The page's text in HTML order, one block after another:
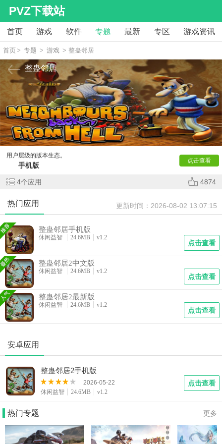
PVZ下载站
首页 游戏 软件 专题 最新 专区 游戏资讯
首页> 专题 > 游戏 > 整蛊邻居
整蛊邻居
点击查看
作为一款以恶搞整蛊为核心的经典休闲游戏，《整蛊邻
》凭借其幽默的剧情与丰富的关卡设计，成为全球超5000万
玩家的选择。其版本矩阵以手机版的跨平台适配、中文版的语
言普惠、安卓版的深度优化为核心，覆盖了从核心玩家到泛娱
乐群体的全场景需求。手机版通过移动端轻量化设计实现“随时
随地整蛊”，中文版以本土化翻译降低使用门槛，安卓版则针对
骁龙、天玑等主流芯片进行性能调优，三者共同构建了覆盖全
用户层级的版本生态。
手机版
心优势在于“场景适配性”与“操作便捷性”。该版本完整收录了
角色模型更显诙谐。功能层面，手机版集成三大创新：
智能触控交互：通过滑动、点击等手势实现道具放置与场
景切换，例如在“微波炉陷阱”关卡中，玩家可拖动鸡蛋至微波
炉图标完成布置，操作耗时较键盘鼠标缩短40%。
动态难度调节：系统根据玩家历史表现自动调整邻居AI反
应速度，新手玩家在首周可享受30%的容错率加成。
社交分享功能：支持一键生成整蛊过程GIF图，并分享至微
信、抖音等平台。以2025年6月更新的v1.5.11版本为例，其新
增“邻居表情包工坊”，用户可自定义邻居的愤怒、惊讶等表
情，单日生成量超200万次。
中文版
整蛊邻居中文版通过语言本地化与文化适配，成为中文用
户的首选版本。该版本由腾讯游戏与原厂JoWood Productions
全中文剧情翻译：覆盖14个关卡的3000余段对话，并加
蛊效果更贴合国内场景。
方言配音支持：提供普通话、粤语、四川话三种语音包，
其中四川话版“你龟儿子”等台词成为玩家热议的梗。
红包等道具设计整蛊方案，该关卡上线首周下载量即突破500
安卓版
整蛊邻居安卓版针对不同硬件配置进行深度调优，其核心
4个应用 4874
热门应用 更新时间： 2026-08-02 13:07:15
整蛊邻居手机版
休闲益智 24.6MB v1.2
点击查看
整蛊邻居2中文版
休闲益智 24.6MB v1.2
点击查看
整蛊邻居2最新版
休闲益智 24.6MB v1.2
点击查看
安卓应用
整蛊邻居2手机版
2026-05-22
休闲益智
24.6MB v1.2
点击查看
热门专题 更多